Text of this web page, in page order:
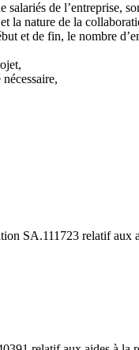
de l’entreprise,
la nature de la
et de fin, le nombre
SA.111723 relatif